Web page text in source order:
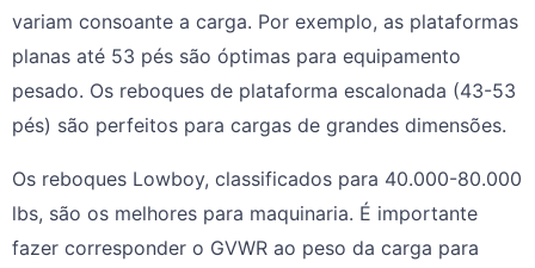
variam consoante a carga. Por exemplo, as plataformas
planas até 53 pés são óptimas para equipamento
pesado. Os reboques de plataforma escalonada (43-53
pés) são perfeitos para cargas de grandes dimensões.
Os reboques Lowboy, classificados para 40.000-80.000
lbs, são os melhores para maquinaria. É importante
fazer corresponder o GVWR ao peso da carga para